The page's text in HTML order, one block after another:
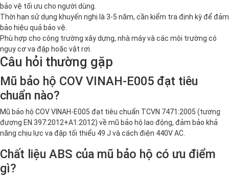
bảo vệ tối ưu cho người dùng.
Thời hạn sử dụng khuyến nghị là 3-5 năm, cần kiểm tra định kỳ để đảm
bảo hiệu quả bảo vệ.
Phù hợp cho công trường xây dựng, nhà máy và các môi trường có
nguy cơ va đập hoặc vật rơi.
Câu hỏi thường gặp
Mũ bảo hộ COV VINAH-E005 đạt tiêu
chuẩn nào?
Mũ bảo hộ COV VINAH-E005 đạt tiêu chuẩn TCVN 7471:2005 (tương
đương EN 397:2012+A1:2012) về mũ bảo hộ lao động, đảm bảo khả
năng chịu lực va đập tối thiểu 49 J và cách điện 440V AC.
Chất liệu ABS của mũ bảo hộ có ưu điểm
gì?